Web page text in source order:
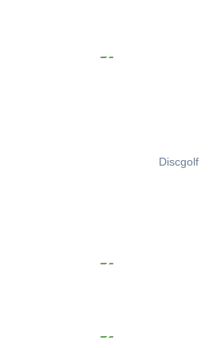
Discgolf